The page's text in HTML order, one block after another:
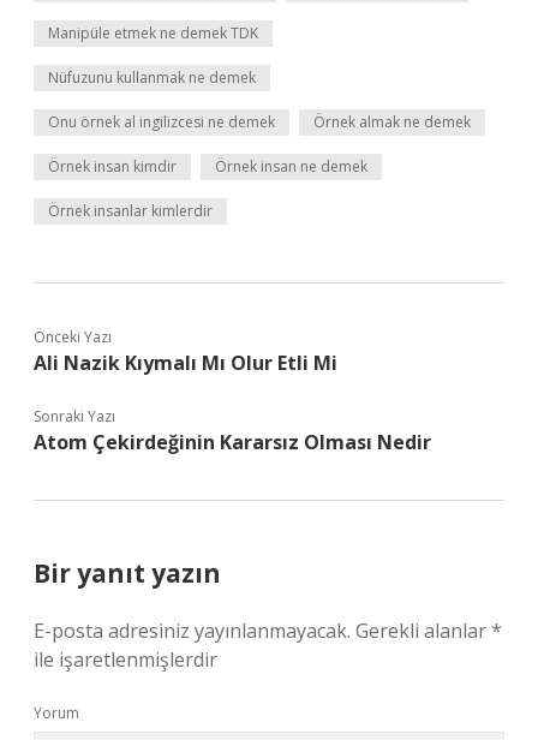
Manipüle etmek ne demek TDK
Nüfuzunu kullanmak ne demek
Onu örnek al ingilizcesi ne demek Örnek almak ne demek
Örnek insan kimdir Örnek insan ne demek
Örnek insanlar kimlerdir
Önceki Yazı
Ali Nazik Kıymalı Mı Olur Etli Mi
Sonraki Yazı
Atom Çekirdeğinin Kararsız Olması Nedir
Bir yanıt yazın
E-posta adresiniz yayınlanmayacak. Gerekli alanlar*
ile işaretlenmişlerdir
Yorum